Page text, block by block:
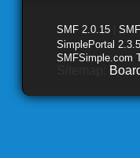
SMF 2.0.15
SimplePortal
SMFSimple.com